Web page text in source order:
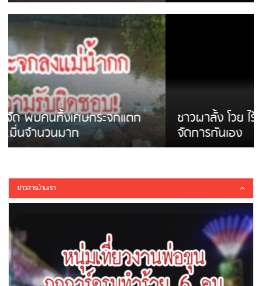
ชาวผาลั้ง โวย ไร้หน่วยงานดูแล ดินสไลด์ ต้อง
จัดการกันเอง
ข่าวสารบ้านเรา